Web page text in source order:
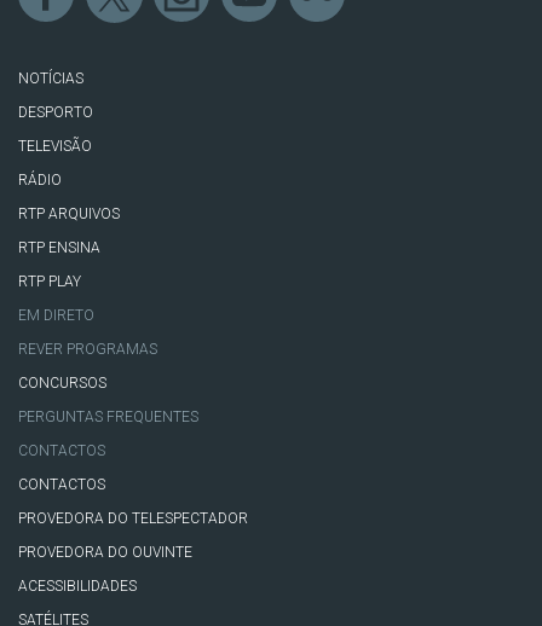
NOTÍCIAS
DESPORTO
TELEVISÃO
RÁDIO
RTP ARQUIVOS
RTP ENSINA
RTP PLAY
EM DIRETO
REVER PROGRAMAS
CONCURSOS
PERGUNTAS FREQUENTES
CONTACTOS
CONTACTOS
PROVEDORA DO TELESPECTADOR
PROVEDORA DO OUVINTE
ACESSIBILIDADES
SATÉLITES